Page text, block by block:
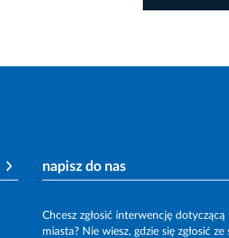
napisz do nas
Chcesz zgłosić interwencję
miasta? Nie wiesz, gdzie się zgłosić